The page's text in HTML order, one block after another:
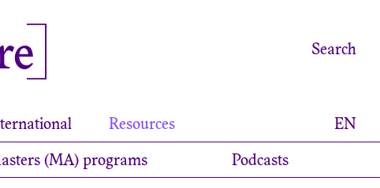
Search
Resources EN
(MA) programs Podcasts